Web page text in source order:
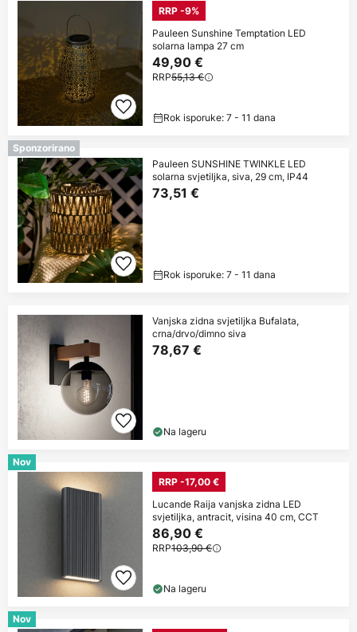
RRP -9%
Pauleen Sunshine Temptation LED
solarna lampa 27 cm
49,90 €
RRP55,13 €
Rok isporuke: 7 - 11 dana
Sponzorirano
Pauleen SUNSHINE TWINKLE LED
solarna svjetiljka, siva, 29 cm, IP44
73,51 €
Rok isporuke: 7 - 11 dana
Vanjska zidna svjetiljka Bufalata,
crna/drvo/dimno siva
78,67 €
Na lageru
Nov
RRP -17,00 €
Lucande Raija vanjska zidna LED
svjetiljka, antracit, visina 40 cm, CCT
86,90 €
RRP103,90 €
Na lageru
Nov